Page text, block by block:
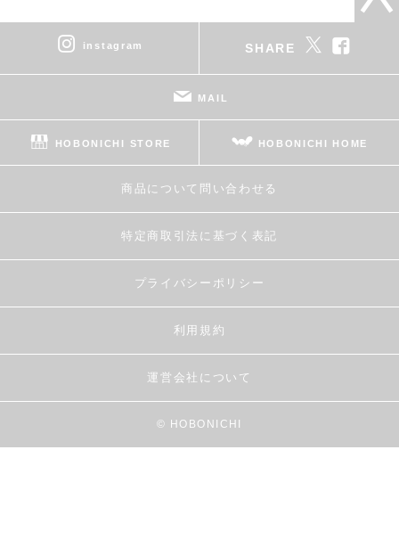
instagram SHARE
MAIL
HOBONICHI STORE HOBONICHI HOME
商品について問い合わせる
特定商取引法に基づく表記
プライバシーポリシー
利用規約
運営会社について
© HOBONICHI